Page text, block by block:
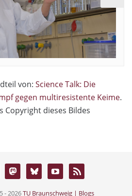
von: Science Talk: Die
gegen multiresistente Keime.
Copyright dieses Bildes
- 2026TU Braunschweig | Blogs